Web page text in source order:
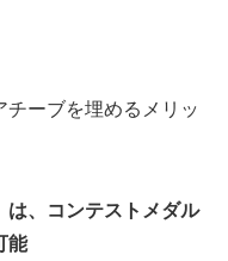
ーブを埋めるメリッ
は、コンテストメダル
能